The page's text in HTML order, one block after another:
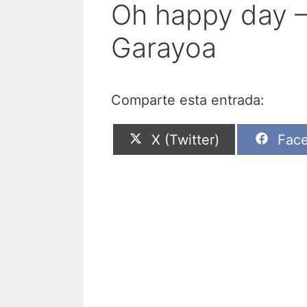
Oh happy day
Garayoa
Comparte esta entrada:
Compartir
en
X (Twitter)
en